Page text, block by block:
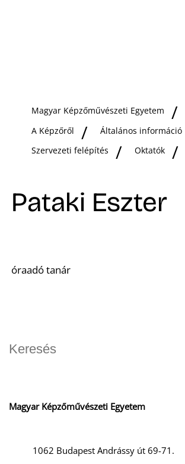
Magyar Képzőművészeti Egyetem
A Képzőről
Általános információ
Szervezeti felépítés
Oktatók
Pataki Eszter
óraadó tanár
Magyar Képzőművészeti Egyetem
1062 Budapest Andrássy út 69-71.